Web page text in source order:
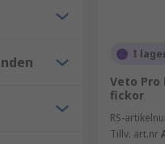
I
Veto Pro
fickor
RS-
Tillv. art.nr